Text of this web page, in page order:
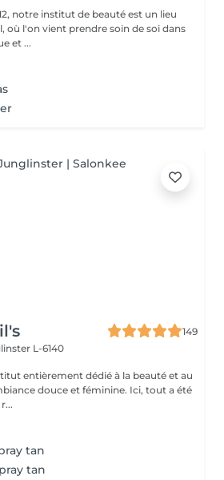
notre institut de beauté est un lieu
où l'on vient prendre soin de soi dans
et ...
149
L-6140
entièrement dédié à la beauté et au
douce et féminine. Ici, tout a été
tan
tan